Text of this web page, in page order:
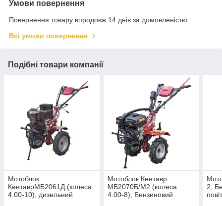
Умови повернення
Повернення товару впродовж 14 днів за домовленістю
Всі умови повернення
Подібні товари компанії
Мотоблок
КентаврМБ2061Д (колеса
4.00-10), дизельний
Мотоблок Кентавр
МБ2070Б/М2 (колеса
4.00-8), Бензиновий
2,